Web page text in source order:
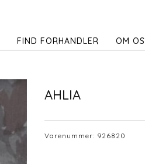
FIND FORHANDLER OM OS
AHLIA
Varenummer: 926820